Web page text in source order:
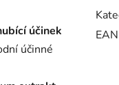
účinek
účinné
EAN